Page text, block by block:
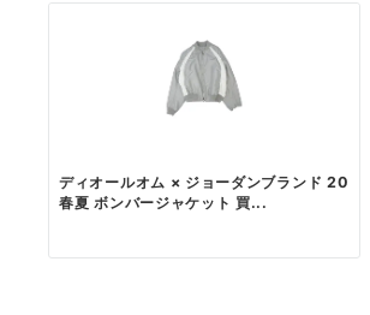
ディオールオム × ジョーダンブランド 20
春夏 ボンバージャケット 買...